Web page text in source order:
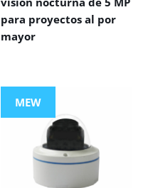
para proyectos al por
mayor
MEW